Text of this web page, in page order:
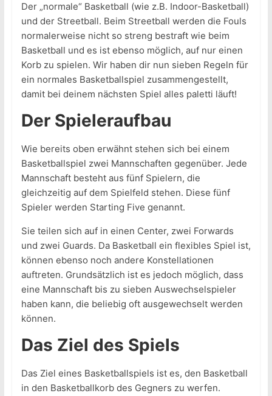
Der „normale“ Basketball (wie z.B. Indoor-Basketball)
und der Streetball. Beim Streetball werden die Fouls
normalerweise nicht so streng bestraft wie beim
Basketball und es ist ebenso möglich, auf nur einen
Korb zu spielen. Wir haben dir nun sieben Regeln für
ein normales Basketballspiel zusammengestellt,
damit bei deinem nächsten Spiel alles paletti läuft!
Der Spieleraufbau
Wie bereits oben erwähnt stehen sich bei einem
Basketballspiel zwei Mannschaften gegenüber. Jede
Mannschaft besteht aus fünf Spielern, die
gleichzeitig auf dem Spielfeld stehen. Diese fünf
Spieler werden Starting Five genannt.
Sie teilen sich auf in einen Center, zwei Forwards
und zwei Guards. Da Basketball ein flexibles Spiel ist,
können ebenso noch andere Konstellationen
auftreten. Grundsätzlich ist es jedoch möglich, dass
eine Mannschaft bis zu sieben Auswechselspieler
haben kann, die beliebig oft ausgewechselt werden
können.
Das Ziel des Spiels
Das Ziel eines Basketballspiels ist es, den Basketball
in den Basketballkorb des Gegners zu werfen.